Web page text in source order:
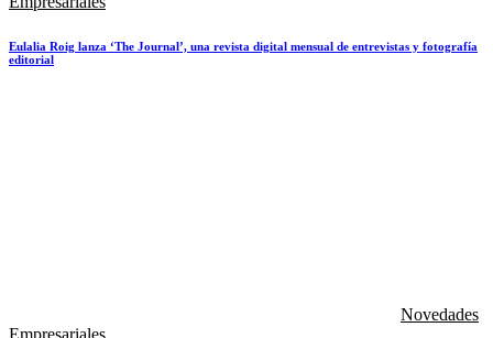
Eulalia Roig lanza ‘The Journal’, una revista digital mensual de entrevistas y fotografía
editorial
Novedades